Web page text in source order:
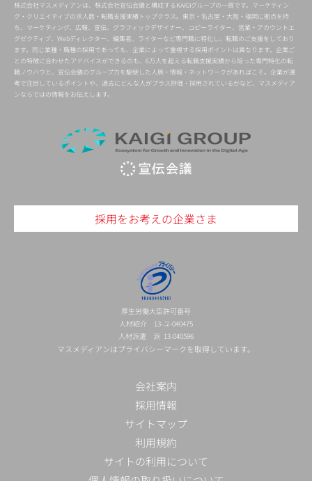
株式会社マスメディアンは、株式会社宣伝会議と構成するKAIGIグループの一員です。マーケティン
グ・クリエイティブの求人数・転職支援実績トップクラス。東京・名古屋・大阪・福岡に拠点を持
ち、マーケティング、広報、宣伝、グラフィックデザイナー、コピーライター、営業・アカウントエ
グゼクティブ、Webディレクター、編集者、ライターなど専門職に特化し、転職のご支援をしており
ます。同じ業種・職種の採用であっても、企業によって重視する採用ポイントは異なります。企業ご
との特徴に合わせたアドバイスができるのも、6万人を超える転職支援実績から培った専門特化の転
職ノウハウと、宣伝会議のグループ力を駆使した人脈・情報・ネットワークがあればこそ。企業が選
考で注目しているポイントや、過去にどんな人がプラス評価・採用されているかなど、マスメディア
ンならではの情報をお伝えします。
採用をお考えの企業さま
厚生労働大臣許可番号
人材紹介 13-ユ-040475
人材派遣 派 13-040596
マスメディアンはプライバシーマークを取得しています。
会社案内
採用情報
サイトマップ
利用規約
サイトの利用について